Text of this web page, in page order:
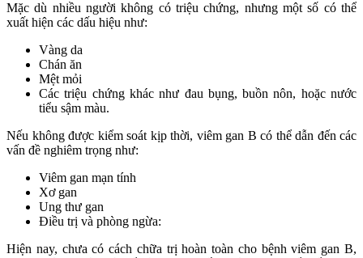
Mặc dù nhiều người không có triệu chứng, nhưng một số có thể
xuất hiện các dấu hiệu như:
Vàng da
Chán ăn
Mệt mỏi
Các triệu chứng khác như đau bụng, buồn nôn, hoặc nước
tiểu sậm màu.
Nếu không được kiểm soát kịp thời, viêm gan B có thể dẫn đến các
vấn đề nghiêm trọng như:
Viêm gan mạn tính
Xơ gan
Ung thư gan
Điều trị và phòng ngừa:
Hiện nay, chưa có cách chữa trị hoàn toàn cho bệnh viêm gan B,